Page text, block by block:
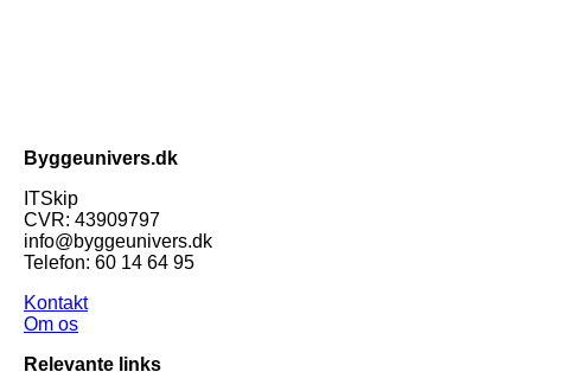
Byggeunivers.dk
ITSkip
CVR: 43909797
info@byggeunivers.dk
Telefon: 60 14 64 95
Kontakt
Om os
Relevante links